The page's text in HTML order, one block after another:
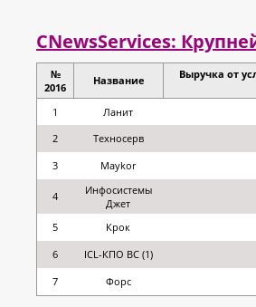
CNewsServices:
№
2016
Название
Выручка от
1
Ланит
2
Техносерв
3
Maykor
4
Инфосистемы
Джет
5 Крок
6
ICL-КПО ВС (1)
7
Форс